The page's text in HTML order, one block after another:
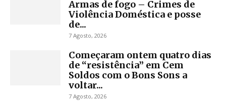
Armas de fogo – Crimes de
Violência Doméstica e posse
de...
7 Agosto, 2026
Começaram ontem quatro dias
de “resistência” em Cem
Soldos com o Bons Sons a
voltar...
7 Agosto, 2026